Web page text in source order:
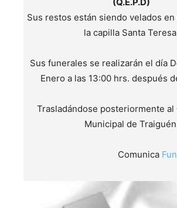
Sus restos están siendo velados
la capilla Santa
Sus funerales se realizarán el día
Enero a las 13:00 hrs. después
Trasladándose posteriormente al
Municipal de
Comunica